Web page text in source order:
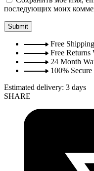
последующих моих
Free
Free
24 Month
100%
Estimated delivery: 3 days
SHARE